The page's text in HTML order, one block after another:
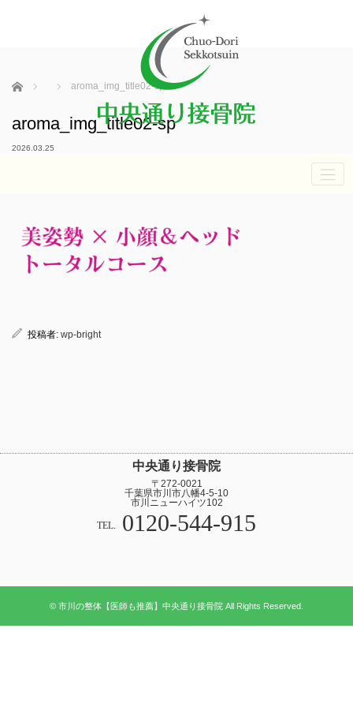
ホーム aroma_img_title02-sp
aroma_img_title02-sp
2026.03.25
投稿者: wp-bright
中央通り接骨院
〒272-0021
千葉県市川市八幡4-5-10
市川ニューハイツ102
TEL. 0120-544-915
© 市川の整体【医師も推薦】中央通り接骨院 All Rights Reserved.